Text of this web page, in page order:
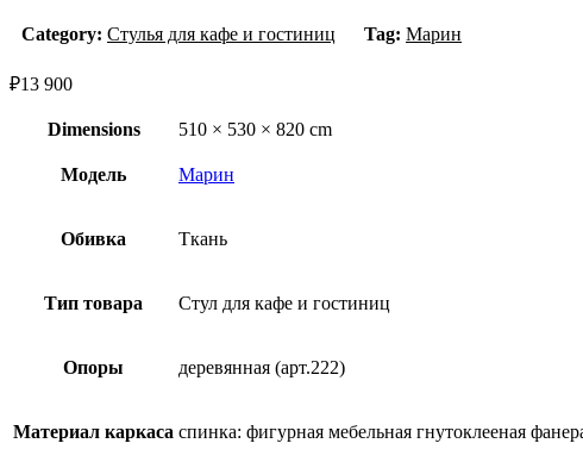
Category: Стулья для кафе и гостиниц Tag: Марин
₽13 900
Dimensions 510 × 530 × 820 cm
Модель Марин
Обивка Ткань
Тип товара Стул для кафе и гостиниц
Опоры деревянная (арт.222)
Материал каркаса спинка: фигурная мебельная гнутоклееная